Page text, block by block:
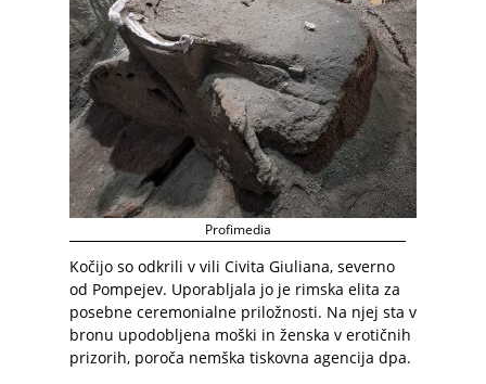
Profimedia
Kočijo so odkrili v vili Civita Giuliana, severno
od Pompejev. Uporabljala jo je rimska elita za
posebne ceremonialne priložnosti. Na njej sta v
bronu upodobljena moški in ženska v erotičnih
prizorih, poroča nemška tiskovna agencija dpa.